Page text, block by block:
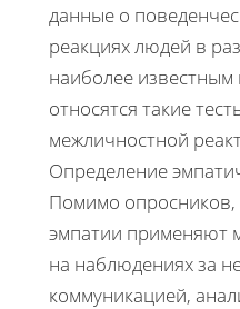
данные о
реакциях людей в
наиболее известным
относятся такие
межличностной
Определение
Помимо опросников,
эмпатии применяют
на наблюдениях за
коммуникацией,